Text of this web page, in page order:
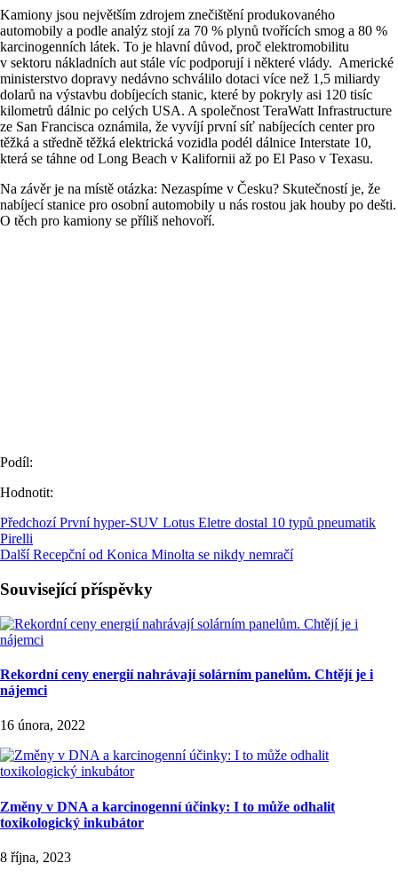
Kamiony jsou největším zdrojem znečištění produkovaného
automobily a podle analýz stojí za 70 % plynů tvořících smog a 80 %
karcinogenních látek. To je hlavní důvod, proč elektromobilitu
v sektoru nákladních aut stále víc podporují i některé vlády. Americké
ministerstvo dopravy nedávno schválilo dotaci více než 1,5 miliardy
dolarů na výstavbu dobíjecích stanic, které by pokryly asi 120 tisíc
kilometrů dálnic po celých USA. A společnost TeraWatt Infrastructure
ze San Francisca oznámila, že vyvíjí první síť nabíjecích center pro
těžká a středně těžká elektrická vozidla podél dálnice Interstate 10,
která se táhne od Long Beach v Kalifornii až po El Paso v Texasu.
Na závěr je na místě otázka: Nezaspíme v Česku? Skutečností je, že
nabíjecí stanice pro osobní automobily u nás rostou jak houby po dešti.
O těch pro kamiony se příliš nehovoří.
Podíl:
Hodnotit:
Předchozí První hyper-SUV Lotus Eletre dostal 10 typů pneumatik
Pirelli
Další Recepční od Konica Minolta se nikdy nemračí
Související příspěvky
Rekordní ceny energií nahrávají solárním panelům. Chtějí je i
nájemci
16 února, 2022
Změny v DNA a karcinogenní účinky: I to může odhalit
toxikologický inkubátor
8 října, 2023